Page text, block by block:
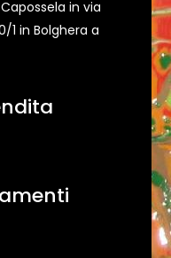
in via
1 in Bolghera a